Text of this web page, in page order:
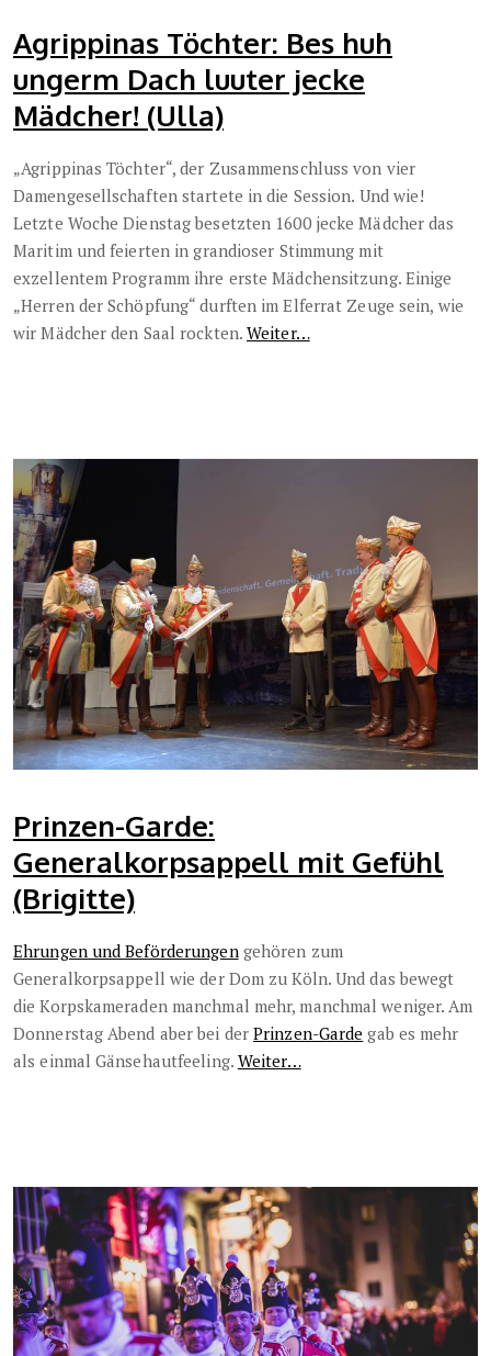
Agrippinas Töchter: Bes huh
ungerm Dach luuter jecke
Mädcher! (Ulla)
„Agrippinas Töchter“, der Zusammenschluss von vier
Damengesellschaften startete in die Session. Und wie!
Letzte Woche Dienstag besetzten 1600 jecke Mädcher das
Maritim und feierten in grandioser Stimmung mit
exzellentem Programm ihre erste Mädchensitzung. Einige
„Herren der Schöpfung“ durften im Elferrat Zeuge sein, wie
wir Mädcher den Saal rockten.Weiter…
Prinzen-Garde:
Generalkorpsappell mit Gefühl
(Brigitte)
Ehrungen und Beförderungengehören zum
Generalkorpsappell wie der Dom zu Köln. Und das bewegt
die Korpskameraden manchmal mehr, manchmal weniger. Am
Donnerstag Abend aber bei derPrinzen-Garde gab es mehr
als einmal Gänsehautfeeling. Weiter…